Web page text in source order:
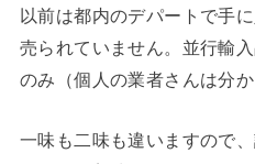
以前は都内のデパートで手
売られていません。並行輸
のみ（個人の業者さんは分
一味も二味も違いますので